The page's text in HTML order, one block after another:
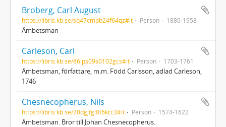
Broberg, Carl August
https://libris.kb.se/sq47cmpb24f64qz#it Person 1880-1958
Ämbetsman
Carleson, Carl
https://libris.kb.se/86lps09s0102gcs#it Person 1703-1761
Ämbetsman, författare, m.m. Född Carlsson, adlad Carleson,
1746
Chesnecopherus, Nils
https://libris.kb.se/20dgjfgl0t6krc3#it Person 1574-1622
Ämbetsman. Bror till Johan Chesnecopherus.